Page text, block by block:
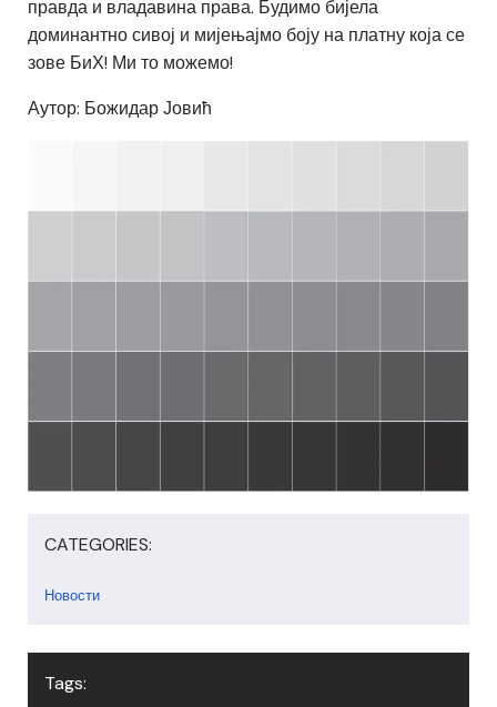
правда и владавина права. Будимо бијела
доминантно сивој и мијењајмо боју на платну која се
зове БиХ! Ми то можемо!
Аутор: Божидар Јовић
CATEGORIES:
Новости
Tags: